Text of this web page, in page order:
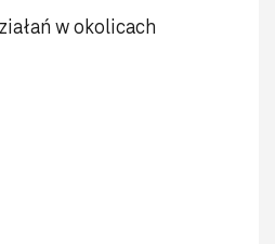
w okolicach